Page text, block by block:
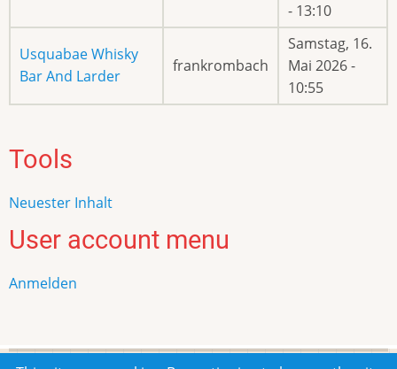
- 13:10
Usquabae Whisky
Bar And Larder
frankrombach
Samstag, 16.
Mai 2026 -
10:55
Tools
Neuester Inhalt
User account menu
Anmelden